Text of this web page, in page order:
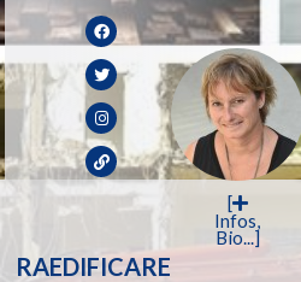
[
Infos,
Bio...]
RAEDIFICARE